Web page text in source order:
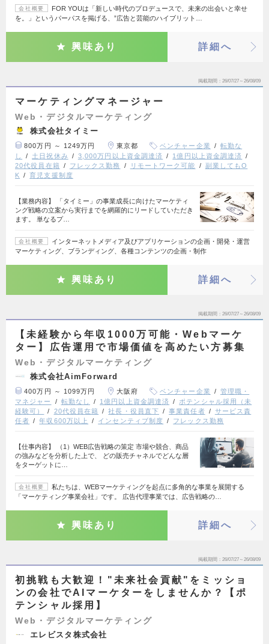
会社概要
FOR YOUは「新しい時代のプロデュースで、未来の出会いと幸せ
を。」というパーパスを掲げる、”広告と芸能のハイブリット…
興味あり 詳細へ
掲載期間 26/07/27～26/08/09
マーケティングマネージャー
Web・デジタルマーケティング
株式会社タイミー
800万円 ～ 1249万円 東京都 ベンチャー企業
転勤な
し
土日祝休み 3,000万円以上資金調達済
1億円以上資金調達済
20代役員在籍
フレックス勤務 リモートワーク可能
副業してもO
K
育児支援制度
【業務内容】 「タイミー」の事業成長に向けたマーケティ
ング戦略の立案から実行までを網羅的にリードしていただき
ます。 単なるプ…
会社概要
インターネットメディア及びアプリケーションの企画・開発・運営
マーケティング、ブランディング、各種コンテンツの企画・制作
興味あり 詳細へ
掲載期間 26/07/27～26/08/09
【未経験から年収1000万可能・Webマーケ
ター】広告運用で市場価値を高めたい方募集
Web・デジタルマーケティング
株式会社AimForward
400万円 ～ 1099万円 大阪府 ベンチャー企業
管理職・
マネジャー
転勤なし 1億円以上資金調達済
ポテンシャル採用（未
経験可）
20代役員在籍 社長・役員直下 事業責任者
サービス責
任者
年収600万以上 インセンティブ制度 フレックス勤務
【仕事内容】 （1）WEB広告戦略の策定 市場や競合、商品
の強みなどを分析した上で、 どの販売チャネルでどんな層
をターゲットに…
会社概要
私たちは、WEBマーケティングを起点に多角的な事業を展開する
「マーケティング事業会社」です。 広告代理事業では、広告戦略の…
興味あり 詳細へ
掲載期間 26/07/27～26/08/09
初挑戦も大歓迎！"未来社会貢献"をミッショ
ンの会社でAIマーケターをしませんか？【ポ
テンシャル採用】
Web・デジタルマーケティング
エレビスタ株式会社